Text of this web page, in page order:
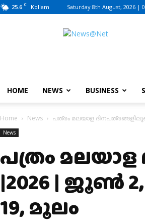
25.6 C Kollam Saturday 8th August, 2026 |
News@Net
HOME NEWS BUSINESS
Home News പത്രം മലയാള
News
പത്രം
|2026 | ജൂണ്‍ 2,
19, മൂലം